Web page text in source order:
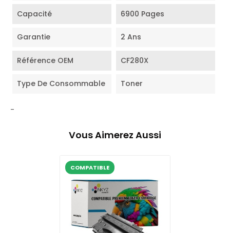
Capacité 6900 Pages
Garantie 2 Ans
Référence OEM CF280X
Type De Consommable Toner
-
Vous Aimerez Aussi
COMPATIBLE